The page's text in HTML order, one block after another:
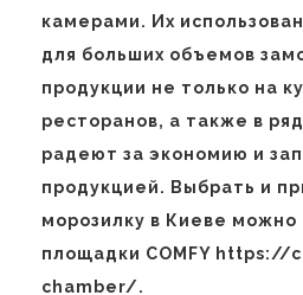
камерами. Их
для больших объемов
продукции не только на
ресторанов, а также в
радеют за экономию и
продукцией. Выбрать и
морозилку в Киеве
площадки COMFY
chamber/.